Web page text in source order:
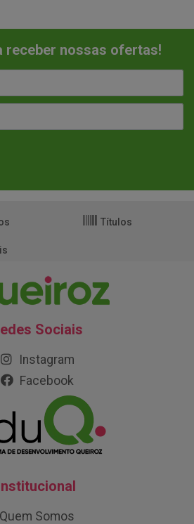
receber nossas ofertas!
Títulos
Sociais
Instagram
Facebook
Quem Somos